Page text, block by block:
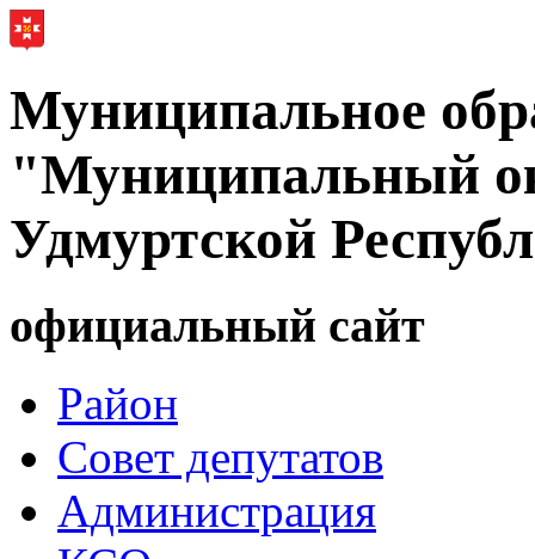
Муниципальное
"Муниципальный
Удмуртской
официальный сайт
Район
Совет депутатов
Администрация